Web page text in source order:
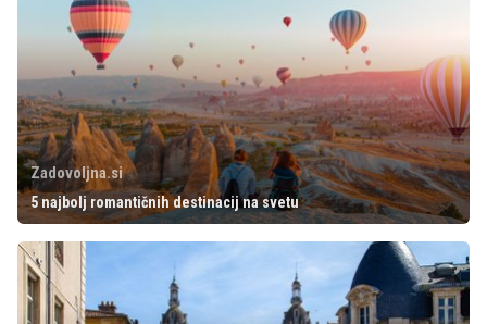
Zadovoljna.si
5 najbolj romantičnih destinacij na svetu